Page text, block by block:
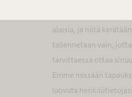
alaisia, ja niitä
tallennetaan vain,
tarvittaessa ottaa
Emme missään
luovuta